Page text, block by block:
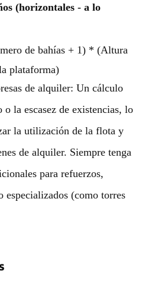
(horizontales - a lo
de bahías + 1) * (Altura
plataforma)
de alquiler: Un cálculo
la escasez de existencias, lo
la utilización de la flota y
de alquiler. Siempre tenga
para refuerzos,
especializados (como torres